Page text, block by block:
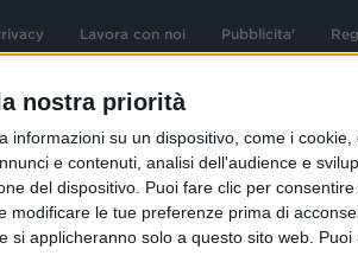
nostra priorità
informazioni su un dispositivo, come i
e contenuti, analisi dell'audience e
del dispositivo. Puoi fare clic per
le tue preferenze prima di
applicheranno solo a questo sito web.
Lavora con noi Pubblicita'
normativa dei diritti d'autore e dei diritti
Imprese Milano - C.F. e n° iscrizione
giornalistica Registrata n°286 - 3 Aprile